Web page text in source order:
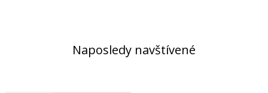
Naposledy navštívené